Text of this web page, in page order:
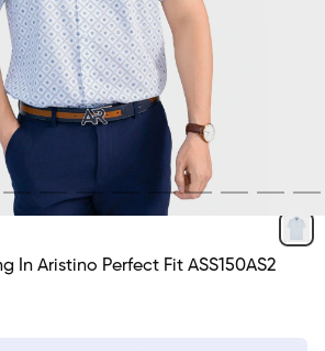
In Aristino Perfect Fit ASS150AS2